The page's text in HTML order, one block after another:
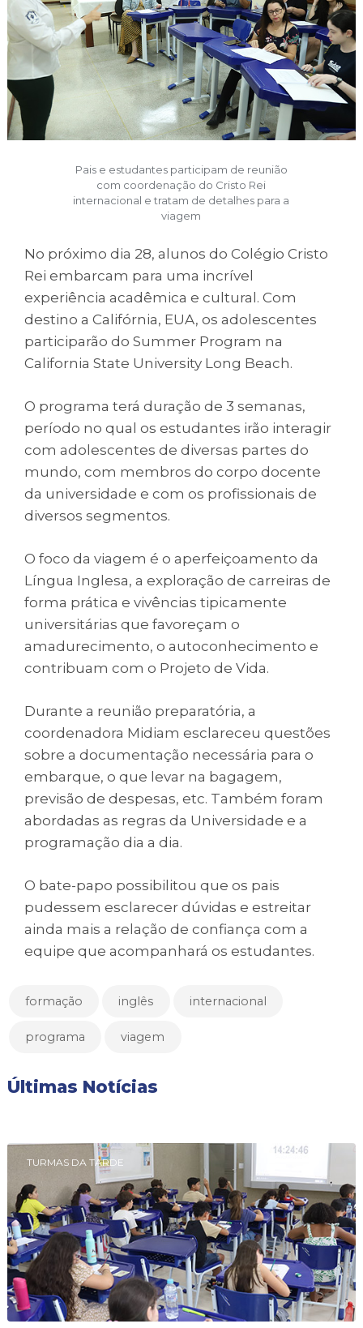
Pais e estudantes participam de reunião
com coordenação do Cristo Rei
internacional e tratam de detalhes para a
viagem
No próximo dia 28, alunos do Colégio Cristo
Rei embarcam para uma incrível
experiência acadêmica e cultural. Com
destino a Califórnia, EUA, os adolescentes
participarão do Summer Program na
California State University Long Beach.
O programa terá duração de 3 semanas,
período no qual os estudantes irão interagir
com adolescentes de diversas partes do
mundo, com membros do corpo docente
da universidade e com os profissionais de
diversos segmentos.
O foco da viagem é o aperfeiçoamento da
Língua Inglesa, a exploração de carreiras de
forma prática e vivências tipicamente
universitárias que favoreçam o
amadurecimento, o autoconhecimento e
contribuam com o Projeto de Vida.
Durante a reunião preparatória, a
coordenadora Midiam esclareceu questões
sobre a documentação necessária para o
embarque, o que levar na bagagem,
previsão de despesas, etc. Também foram
abordadas as regras da Universidade e a
programação dia a dia.
O bate-papo possibilitou que os pais
pudessem esclarecer dúvidas e estreitar
ainda mais a relação de confiança com a
equipe que acompanhará os estudantes.
formação inglês internacional
programa viagem
Últimas Notícias
TURMAS DA TARDE